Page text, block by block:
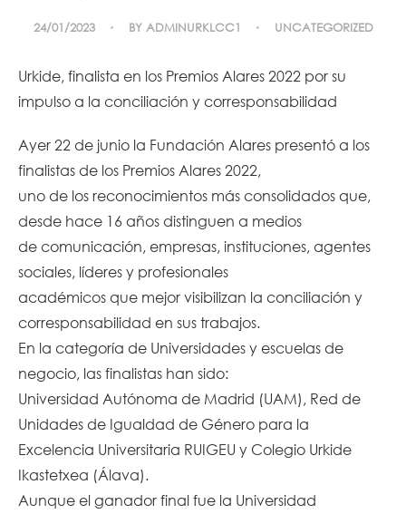
24/01/2023 BY ADMINURKLCC1 UNCATEGORIZED
Urkide, finalista en los Premios Alares 2022 por su
impulso a la conciliación y corresponsabilidad
Ayer 22 de junio la Fundación Alares presentó a los
finalistas de los Premios Alares 2022,
uno de los reconocimientos más consolidados que,
desde hace 16 años distinguen a medios
de comunicación, empresas, instituciones, agentes
sociales, líderes y profesionales
académicos que mejor visibilizan la conciliación y
corresponsabilidad en sus trabajos.
En la categoría de Universidades y escuelas de
negocio, las finalistas han sido:
Universidad Autónoma de Madrid (UAM), Red de
Unidades de Igualdad de Género para la
Excelencia Universitaria RUIGEU y Colegio Urkide
Ikastetxea (Álava).
Aunque el ganador final fue la Universidad